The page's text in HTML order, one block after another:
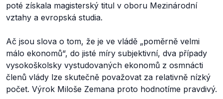
poté získala magisterský titul v oboru Mezinárodní
vztahy a evropská studia.
Ač jsou slova o tom, že je ve vládě „poměrně velmi
málo ekonomů“, do jisté míry subjektivní, dva případy
vysokoškolsky vystudovaných ekonomů z osmnácti
členů vlády lze skutečně považovat za relativně nízký
počet. Výrok Miloše Zemana proto hodnotíme pravdivý.